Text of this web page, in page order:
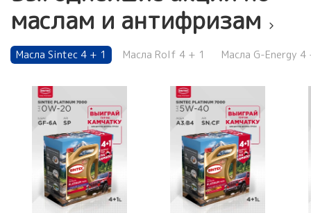
маслам и антифризам
Масла Sintec 4 + 1 Масла Rolf 4 + 1 Масла G-Energy 4